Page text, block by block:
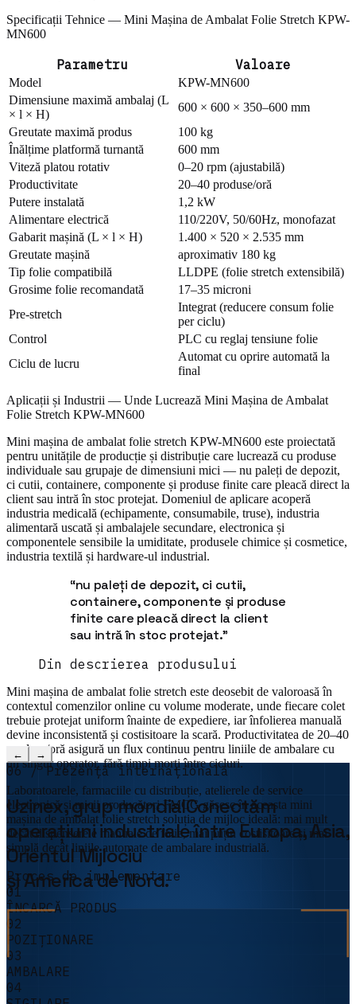
Specificații Tehnice — Mini Mașina de Ambalat Folie Stretch KPW-
MN600
Parametru Valoare
Model
KPW-MN600
Dimensiune maximă ambalaj (L
× l × H)
600 × 600 × 350–600 mm
Greutate maximă produs
100 kg
Înălțime platformă turnantă
600 mm
Viteză platou rotativ
0–20 rpm (ajustabilă)
Productivitate
20–40 produse/oră
Putere instalată
1,2 kW
Alimentare electrică
110/220V, 50/60Hz, monofazat
Gabarit mașină (L × l × H)
1.400 × 520 × 2.535 mm
Greutate mașină
aproximativ 180 kg
Tip folie compatibilă
LLDPE (folie stretch extensibilă)
Grosime folie recomandată
17–35 microni
Pre-stretch
Integrat (reducere consum folie
per ciclu)
Control
PLC cu reglaj tensiune folie
Ciclu de lucru
Automat cu oprire automată la
final
Aplicații și Industrii — Unde Lucrează Mini Mașina de Ambalat
Folie Stretch KPW-MN600
Mini mașina de ambalat folie stretch KPW-MN600 este proiectată
pentru unitățile de producție și distribuție care lucrează cu produse
individuale sau grupaje de dimensiuni mici — nu paleți de depozit,
ci cutii, containere, componente și produse finite care pleacă direct la
client sau intră în stoc protejat. Domeniul de aplicare acoperă
industria medicală (echipamente, consumabile, truse), industria
alimentară uscată și ambalajele secundare, electronica și
componentele sensibile la umiditate, produsele chimice și cosmetice,
industria textilă și hardware-ul industrial.
“nu paleți de depozit, ci cutii,
containere, componente și produse
finite care pleacă direct la client
sau intră în stoc protejat.”
Din descrierea produsului
Mini mașina de ambalat folie stretch este deosebit de valoroasă în
contextul comenzilor online cu volume moderate, unde fiecare colet
trebuie protejat uniform înainte de expediere, iar înfolierea manuală
devine inconsistentă și costisitoare la scară. Productivitatea de 20–40
produse/oră asigură un flux continuu pentru liniile de ambalare cu
un singur operator, fără timpi morți între cicluri.
Laboratoarele, farmaciile cu distribuție, atelierele de service
electronică și micii producători FMCG găsesc în aceasta mini
mașina de ambalat folie stretch soluția de mijloc ideală: mai mult
decât dispenserele manuale de folie, mai puțin costisitoare și mai
simplă decât liniile automate de ambalare industrială.
Proces de implementare
01
ÎNCARCĂ PRODUS
02
POZIȚIONARE
03
AMBALARE
04
← →
06 / Prezență internațională
Uzinex,grup mondialConectăm
operațiuni industriale între Europa, Asia,
Orientul Mijlociu
și America de Nord.